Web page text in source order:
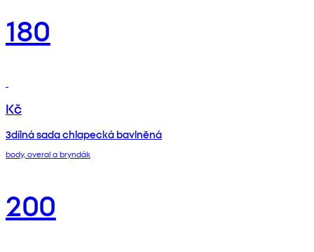
180
Kč
3dílná sada chlapecká bavlněná
body, overal a bryndák
200